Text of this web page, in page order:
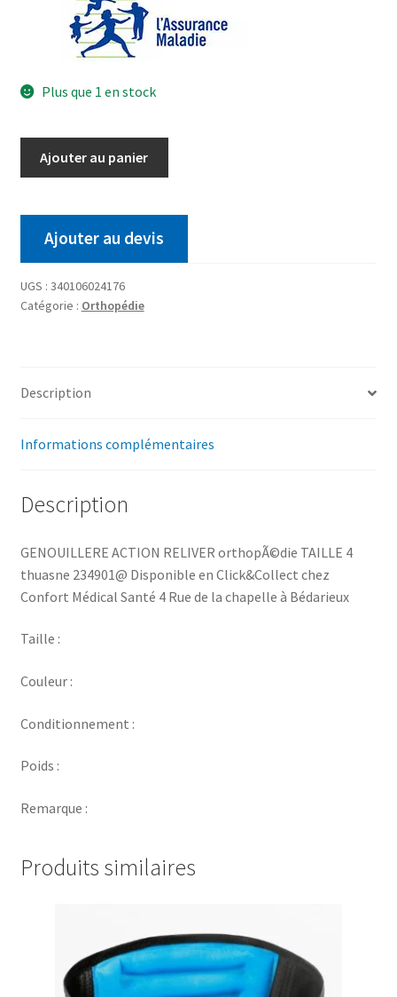
Plus que 1 en stock
Ajouter au panier
Ajouter au devis
UGS : 340106024176
Catégorie : Orthopédie
Description
Informations complémentaires
Description
GENOUILLERE ACTION RELIVER orthopÃ©die TAILLE 4
thuasne 234901@ Disponible en Click&Collect chez
Confort Médical Santé 4 Rue de la chapelle à Bédarieux
Taille :
Couleur :
Conditionnement :
Poids :
Remarque :
Produits similaires